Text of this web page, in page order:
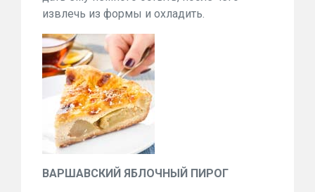
извлечь из формы и охладить.
ВАРШАВСКИЙ ЯБЛОЧНЫЙ ПИРОГ